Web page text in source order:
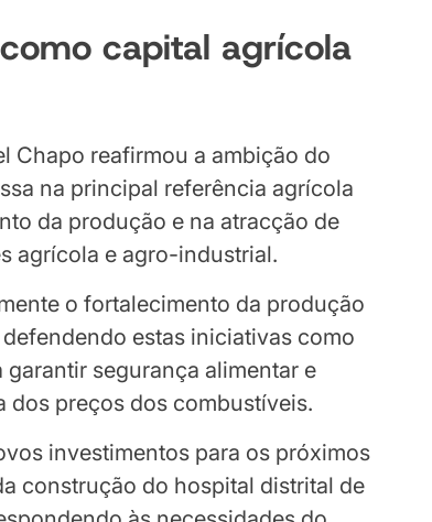
capital agrícola
Chapo reafirmou a ambição do
na principal referência agrícola
da produção e na atracção de
agrícola e agro-industrial.
o fortalecimento da produção
estas iniciativas como
segurança alimentar e
dos preços dos combustíveis.
investimentos para os próximos
construção do hospital distrital de